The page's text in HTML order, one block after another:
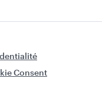
Consent